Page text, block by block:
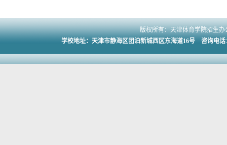
版权所有：天津体育学院招生
学校地址：天津市静海区团泊新城西区东海道16号 咨询电话